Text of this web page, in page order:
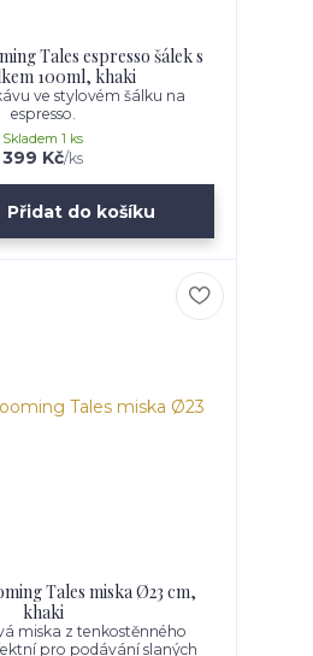
Tales espresso šálek s
100ml, khaki
ve stylovém šálku na
espresso.
399 Kč/ks
Skladem 1 ks
Přidat do košíku
Tales miska Ø23 cm,
khaki
miska z tenkostěnného
pro podávání slaných